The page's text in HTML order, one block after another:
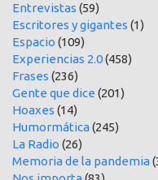
Entrevistas (59)
Escritores y gigantes (1)
Espacio (109)
Experiencias 2.0(458)
Frases (236)
Gente que dice (201)
Hoaxes (14)
Humormática(245)
La Radio (26)
Memoria de la pandemia